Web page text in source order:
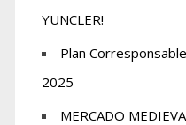
YUNCLER!
Plan
2025
MERCADO